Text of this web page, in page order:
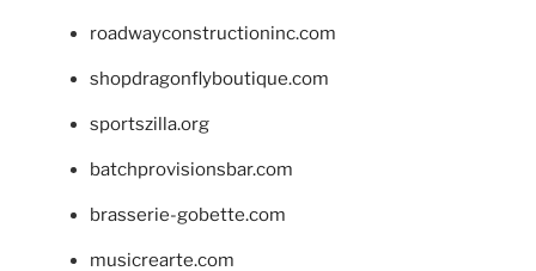
roadwayconstructioninc.com
shopdragonflyboutique.com
sportszilla.org
batchprovisionsbar.com
brasserie-gobette.com
musicrearte.com